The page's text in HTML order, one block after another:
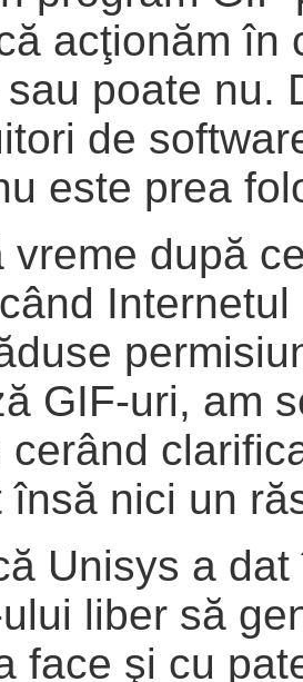
acţionăm în
poate nu.
de
este prea
vreme după
GIF-uri, am
cerând
însă nici un
Unisys a
liber să
face şi cu